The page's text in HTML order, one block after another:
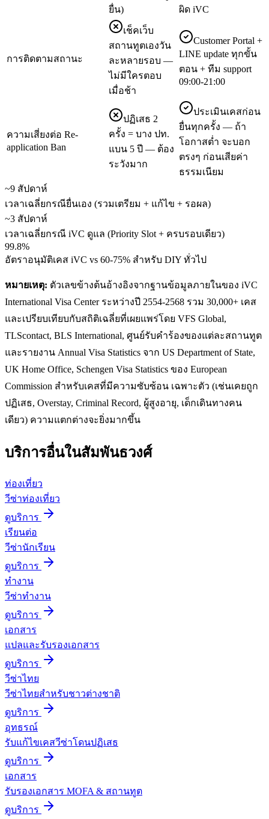
ยื่น)
ผิด iVC
การติดตามสถานะ
เช็คเว็บ
สถานทูตเองวัน
ละหลายรอบ —
ไม่มีใครตอบ
เมื่อช้า
Customer Portal +
LINE update ทุกขั้น
ตอน + ทีม support
09:00-21:00
ความเสี่ยงต่อ Re-
application Ban
ปฏิเสธ 2
ครั้ง = บาง ปท.
แบน 5 ปี — ต้อง
ระวังมาก
ประเมินเคสก่อน
ยื่นทุกครั้ง — ถ้า
โอกาสต่ำ จะบอก
ตรงๆ ก่อนเสียค่า
ธรรมเนียม
~9 สัปดาห์
เวลาเฉลี่ยกรณียื่นเอง (รวมเตรียม + แก้ไข + รอผล)
~3 สัปดาห์
เวลาเฉลี่ยกรณี iVC ดูแล (Priority Slot + ครบรอบเดียว)
99.8%
อัตราอนุมัติเคส iVC vs 60-75% สำหรับ DIY ทั่วไป
หมายเหตุ: ตัวเลขข้างต้นอ้างอิงจากฐานข้อมูลภายในของ iVC
International Visa Center ระหว่างปี 2554-2568 รวม 30,000+ เคส
และเปรียบเทียบกับสถิติเฉลี่ยที่เผยแพร่โดย VFS Global,
TLScontact, BLS International, ศูนย์รับคำร้องของแต่ละสถานทูต
และรายงาน Annual Visa Statistics จาก US Department of State,
UK Home Office, Schengen Visa Statistics ของ European
Commission สำหรับเคสที่มีความซับซ้อน เฉพาะตัว (เช่นเคยถูก
ปฏิเสธ, Overstay, Criminal Record, ผู้สูงอายุ, เด็กเดินทางคน
เดียว) ความแตกต่างจะยิ่งมากขึ้น
บริการอื่นในสัมพันธวงศ์
ท่องเที่ยว
วีซ่าท่องเที่ยว
ดูบริการ
เรียนต่อ
วีซ่านักเรียน
ดูบริการ
ทำงาน
วีซ่าทำงาน
ดูบริการ
เอกสาร
แปลและรับรองเอกสาร
ดูบริการ
วีซ่าไทย
วีซ่าไทยสำหรับชาวต่างชาติ
ดูบริการ
อุทธรณ์
รับแก้ไขเคสวีซ่าโดนปฏิเสธ
ดูบริการ
เอกสาร
รับรองเอกสาร MOFA & สถานทูต
ดูบริการ